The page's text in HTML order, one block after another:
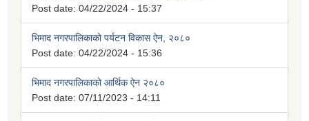
Post date: 04/22/2024 - 15:37
भिमाद नगरपालिकाको पर्यटन विकास ऐन, २०८०
Post date: 04/22/2024 - 15:36
भिमाद नगरपालिकाको आर्थिक ऐन २०८०
Post date: 07/11/2023 - 14:11